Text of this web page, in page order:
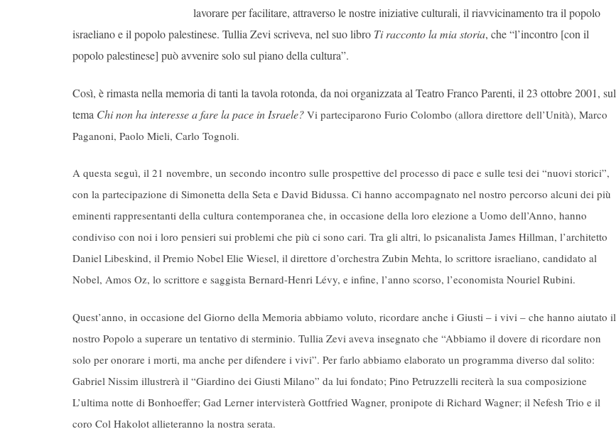
lavorare per facilitare, attraverso le nostre iniziative culturali, il riavvicinamento tra il popolo
israeliano e il popolo palestinese. Tullia Zevi scriveva, nel suo libro Ti racconto la mia storia, che “l’incontro [con il
popolo palestinese] può avvenire solo sul piano della cultura”.
Così, è rimasta nella memoria di tanti la tavola rotonda, da noi organizzata al Teatro Franco Parenti, il 23 ottobre 2001, sul
tema Chi non ha interesse a fare la pace in Israele? Vi parteciparono Furio Colombo (allora direttore dell’Unità), Marco
Paganoni, Paolo Mieli, Carlo Tognoli.
A questa seguì, il 21 novembre, un secondo incontro sulle prospettive del processo di pace e sulle tesi dei “nuovi storici”,
con la partecipazione di Simonetta della Seta e David Bidussa. Ci hanno accompagnato nel nostro percorso alcuni dei più
eminenti rappresentanti della cultura contemporanea che, in occasione della loro elezione a Uomo dell’Anno, hanno
condiviso con noi i loro pensieri sui problemi che più ci sono cari. Tra gli altri, lo psicanalista James Hillman, l’architetto
Daniel Libeskind, il Premio Nobel Elie Wiesel, il direttore d’orchestra Zubin Mehta, lo scrittore israeliano, candidato al
Nobel, Amos Oz, lo scrittore e saggista Bernard-Henri Lévy, e infine, l’anno scorso, l’economista Nouriel Rubini.
Quest’anno, in occasione del Giorno della Memoria abbiamo voluto, ricordare anche i Giusti – i vivi – che hanno aiutato il
nostro Popolo a superare un tentativo di sterminio. Tullia Zevi aveva insegnato che “Abbiamo il dovere di ricordare non
solo per onorare i morti, ma anche per difendere i vivi”. Per farlo abbiamo elaborato un programma diverso dal solito:
Gabriel Nissim illustrerà il “Giardino dei Giusti Milano” da lui fondato; Pino Petruzzelli reciterà la sua composizione
L’ultima notte di Bonhoeffer; Gad Lerner intervisterà Gottfried Wagner, pronipote di Richard Wagner; il Nefesh Trio e il
coro Col Hakolot allieteranno la nostra serata.